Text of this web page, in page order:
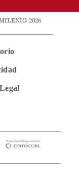
2026